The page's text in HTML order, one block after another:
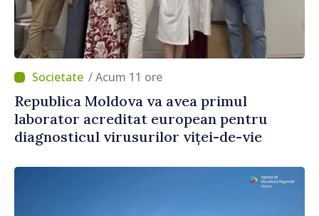
/ Acum 11 ore
Republica Moldova va avea primul
laborator acreditat european pentru
diagnosticul virusurilor viței-de-vie